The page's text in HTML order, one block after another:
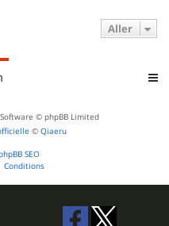
Aller
© phpBB Limited
© Qiaeru
SEO
Conditions